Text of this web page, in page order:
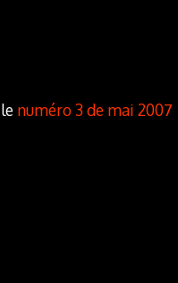
numéro 3 de mai 2007